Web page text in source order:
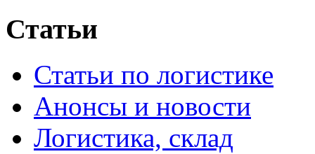
Статьи
Статьи по логистике
Анонсы и новости
Логистика, склад